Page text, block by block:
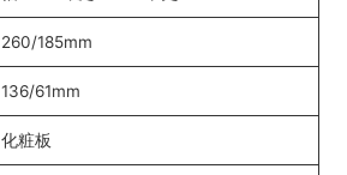
260/185mm
136/61mm
化粧板